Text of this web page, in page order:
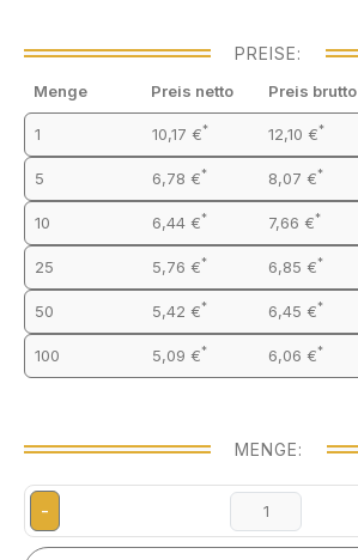
PREISE:
Menge Preis netto Preis brutto
1 10,17 €* 12,10 €*
5 6,78 €* 8,07 €*
10 6,44 €* 7,66 €*
25 5,76 €* 6,85 €*
50 5,42 €* 6,45 €*
100 5,09 €* 6,06 €*
MENGE:
-